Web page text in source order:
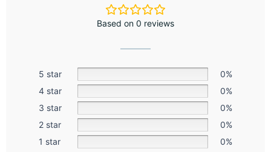
Based on 0 reviews
5 star
0%
4 star
0%
3 star
0%
2 star
0%
1 star
0%